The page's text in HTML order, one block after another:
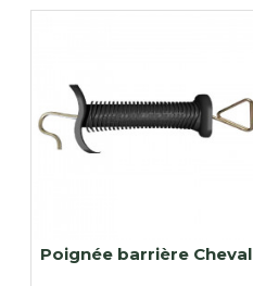
Poignée barrière Cheval